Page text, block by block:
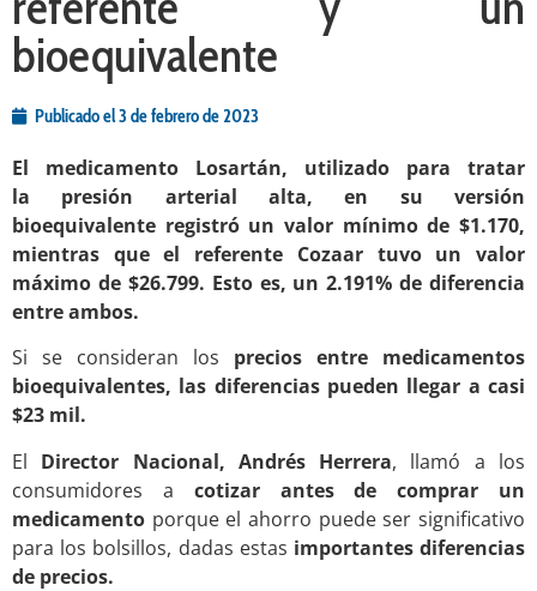
bioequivalente
Publicado el3 de febrero de 2023
El medicamento Losartán, utilizado para tratar
la presión arterial alta, en su versión
bioequivalente registró un valor mínimo de $1.170,
mientras que el referente Cozaar tuvo un valor
máximo de $26.799. Esto es, un 2.191% de diferencia
entre ambos.
Si se consideran los precios entre medicamentos
bioequivalentes, las diferencias pueden llegar a casi
$23 mil.
El Director Nacional, Andrés Herrera, llamó a los
consumidores a cotizar antes de comprar un
medicamento porque el ahorro puede ser significativo
para los bolsillos, dadas estas importantes diferencias
de precios.